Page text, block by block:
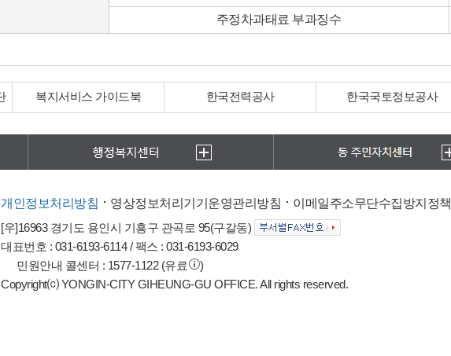
주정차과태료 부과징수
한국전력공사 한국국토정보공사 안전신문고
개인정보처리방침 영상정보처리기기운영관리방침
이메일주소무단수집방지정책
[우]16963 경기도 용인시 기흥구 관곡로 95(구갈동)
대표번호 : 031-6193-6114 / 팩스 : 031-6193-6029
민원안내 콜센터 : 1577-1122 (유료
)
Copyright⒞ YONGIN-CITY GIHEUNG-GU OFFICE. All rights reserved.